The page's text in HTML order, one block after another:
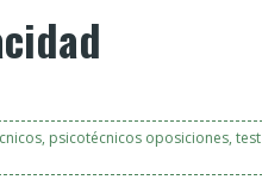
, psicotécnicos oposiciones, test